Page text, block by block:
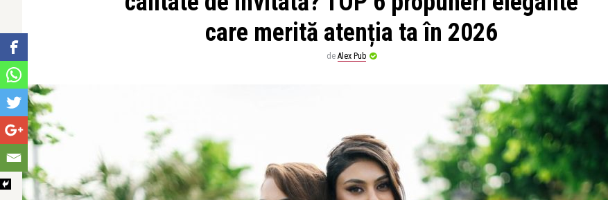
care merită atenția ta în 2026
de Alex Pub